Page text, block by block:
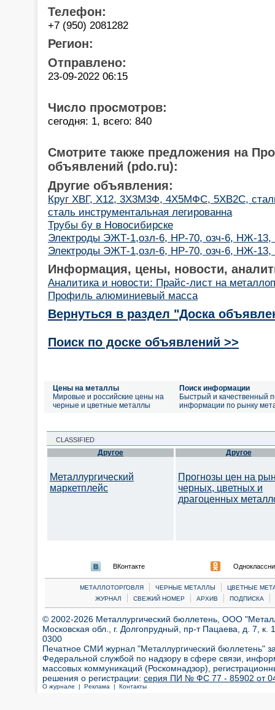
Телефон:
+7 (950) 2081282
Регион:
Отправлено:
23-09-2022 06:15
Число просмотров:
сегодня: 1, всего: 840
Смотрите также предложения на
объявлений (pdo.ru):
Другие объявления:
Круг ХВГ, Х12, 3Х3М3Ф, 4Х5МФС, 5ХВ2С,
сталь инструментальная легированна
Трубы бу в Новосибирске
Электроды ЭЖТ-1,озл-6, НР-70, озч-6, НЖ-
Электроды ЭЖТ-1,озл-6, НР-70, озч-6, НЖ-
Информация, цены, новости,
Аналитика и новости: Прайс-лист на
Профиль алюминиевый масса
Вернуться в раздел "Доска
Поиск по доске объявлений >>
Цены на металлы
Мировые и российские цены на
черные и цветные металлы
Поиск информации
Быстрый и качественный
информации по рынку
CLASSIFIED
Другое
Металлургический
маркетплейс
Другое
Прогнозы цен на
черных, цветных и
драгоценных
ВКонтакте
МЕТАЛЛОТОРГОВЛЯ | ЧЕРНЫЕ МЕТАЛЛЫ |
ЦВЕТНЫЕ
ЖУРНАЛ
| СВЕЖИЙ НОМЕР | АРХИВ | ПОДПИСКА |
© 2002-2026 Металлургический бюллетень, ООО
Московская обл., г. Долгопрудный, пр-т Пацаева, д. 7,
0300
Печатное СМИ журнал "Металлургический бюллетень"
Федеральной службой по надзору в сфере связи,
массовых коммуникаций (Роскомнадзор),
решения о регистрации: серия ПИ № ФС 77 - 85902 от 04
О журнале | Реклама | Контакты